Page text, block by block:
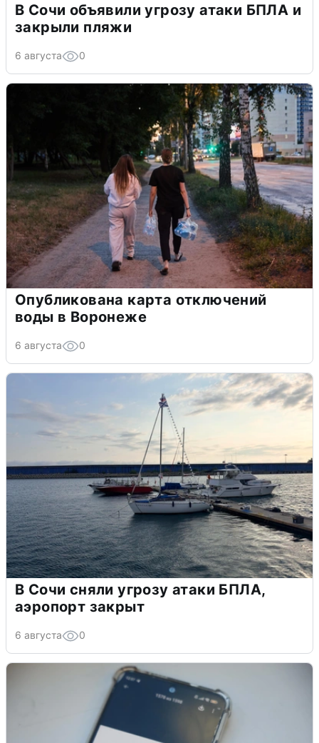
В Сочи объявили угрозу атаки БПЛА и
закрыли пляжи
6 августа 0
Опубликована карта отключений
воды в Воронеже
6 августа 0
В Сочи сняли угрозу атаки БПЛА,
аэропорт закрыт
6 августа 0